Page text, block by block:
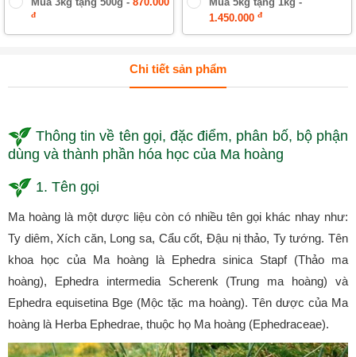
đ
1.450.000 đ
Chi tiết sản phẩm
Thông tin về tên gọi, đặc điểm, phân bố, bộ phận
dùng và thành phần hóa học của Ma hoàng
1. Tên gọi
Ma hoàng là một dược liệu còn có nhiều tên gọi khác nhay như:
Ty diêm, Xích căn, Long sa, Cẩu cốt, Đậu nị thảo, Ty tướng. Tên
khoa học của Ma hoàng là Ephedra sinica Stapf (Thảo ma
hoàng), Ephedra intermedia Scherenk (Trung ma hoàng) và
Ephedra equisetina Bge (Mộc tặc ma hoàng). Tên dược của Ma
hoàng là Herba Ephedrae, thuộc họ Ma hoàng (Ephedraceae).